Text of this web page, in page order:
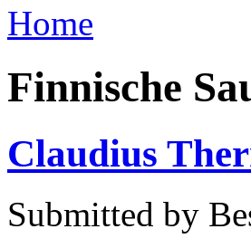
Home
Finnische
Claudius
Submitted by